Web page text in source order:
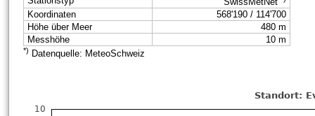
SwissMetNet
Koordinaten
568'190 / 114'700
Höhe über Meer
480 m
Messhöhe
10 m
*) Datenquelle: MeteoSchweiz